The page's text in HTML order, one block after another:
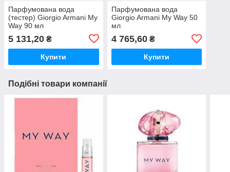
Парфумована вода
(тестер) Giorgio Armani My
Way 90 мл
5 131,20 ₴
Купити
Парфумована вода
Giorgio Armani My Way 50
мл
4 765,60₴
Купити
Подібні товари компанії